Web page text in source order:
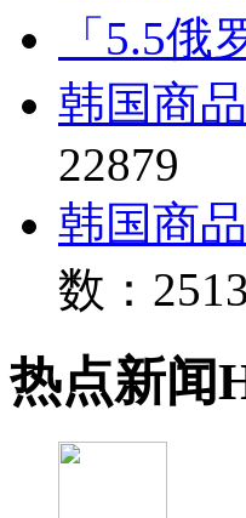
「5.5
韩国商
22879
韩国商
数：
热点新闻